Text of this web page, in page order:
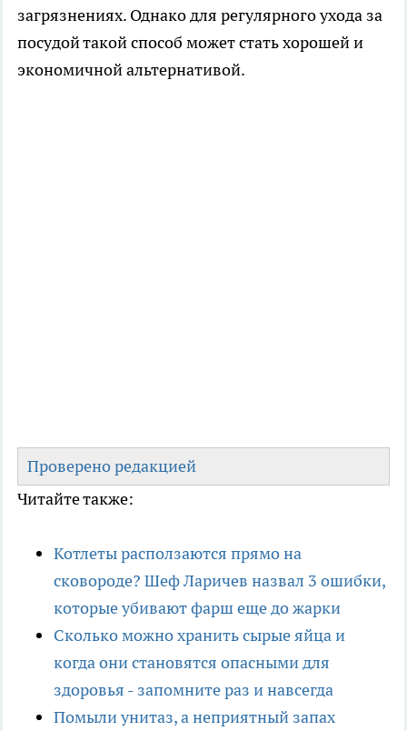
загрязнениях. Однако для регулярного ухода за
посудой такой способ может стать хорошей и
экономичной альтернативой.
Проверено редакцией
Читайте также:
Котлеты расползаются прямо на
сковороде? Шеф Ларичев назвал 3 ошибки,
которые убивают фарш еще до жарки
Сколько можно хранить сырые яйца и
когда они становятся опасными для
здоровья - запомните раз и навсегда
Помыли унитаз, а неприятный запах